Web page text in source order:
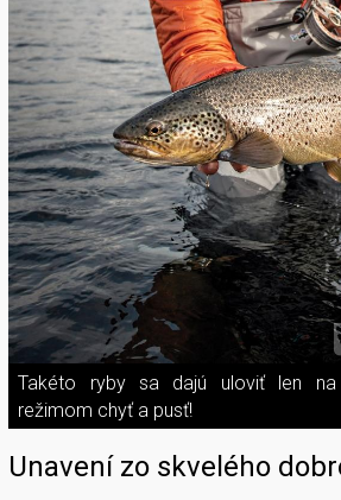
Takéto ryby sa dajú uloviť len
režimom chyť a pusť!
Unavení zo skvelého